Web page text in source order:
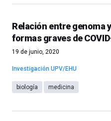
Relación entre genoma
formas graves de
19 de junio, 2020
Investigación UPV/EHU
biología medicina